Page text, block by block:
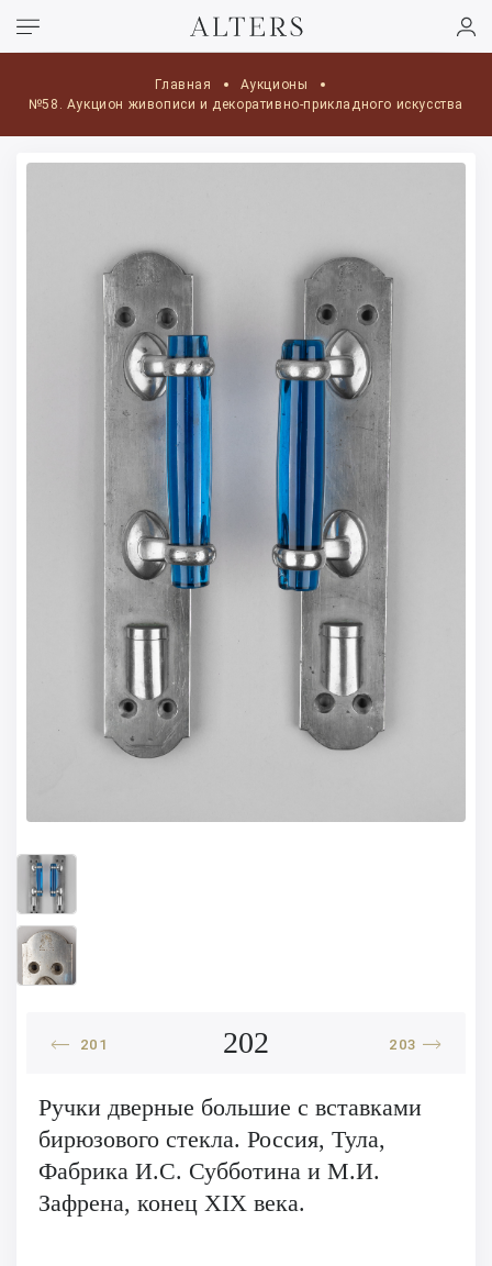
Главная
Аукционы
№58. Аукцион живописи и декоративно-прикладного искусства
201 202 203
Ручки дверные большие с вставками
бирюзового стекла. Россия, Тула,
Фабрика И.С. Субботина и М.И.
Зафрена, конец XIX века.